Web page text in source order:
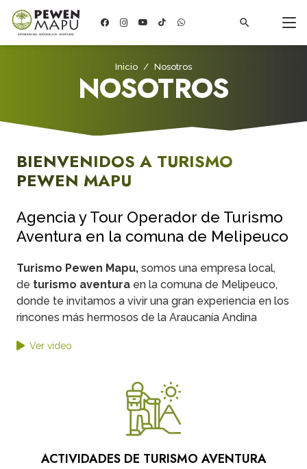
search
Inicio / Nosotros
NOSOTROS
BIENVENIDOS A TURISMO
PEWEN MAPU
Agencia y Tour Operador de Turismo
Aventura en la comuna de Melipeuco
Turismo Pewen Mapu, somos una empresa local,
de turismo aventura en la comuna de Melipeuco,
donde te invitamos a vivir una gran experiencia en los
rincones más hermosos de la Araucanía Andina
Ver video
ACTIVIDADES DE TURISMO AVENTURA